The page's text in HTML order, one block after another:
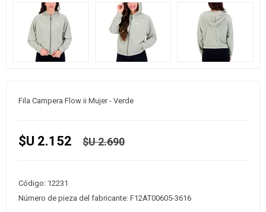
Fila Campera Flow ii Mujer - Verde
$U 2.152 $U 2.690
Código: 12231
Número de pieza del fabricante: F12AT00605-3616